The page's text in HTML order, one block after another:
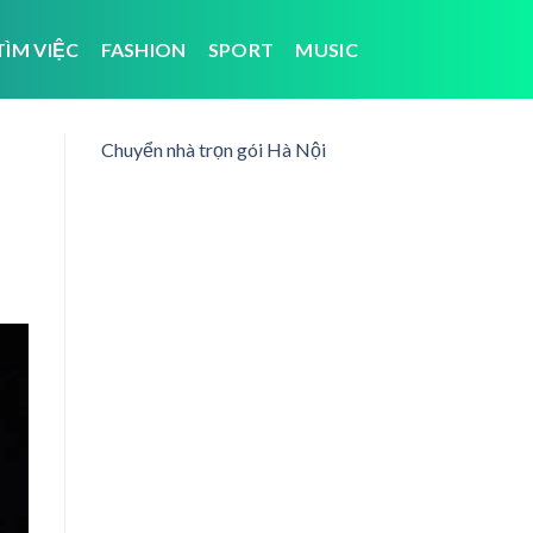
VIỆC FASHION SPORT MUSIC
Chuyển nhà trọn gói Hà Nội